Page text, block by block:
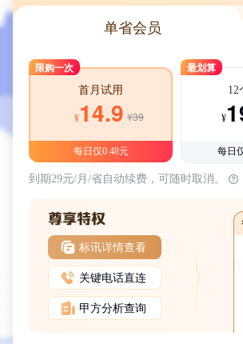
单省会员
限购一次
首月试用
¥14.9 ¥39
每日仅0.48元
最划算
12
¥
每日
到期29元/月/省自动续费，可随时取消。
标讯详情查看
关键电话直连
甲方分析查询